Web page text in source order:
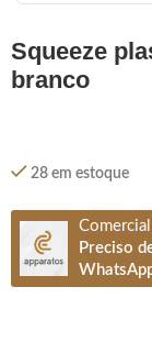
squeeze plastico 500ml bic silicone-
branco
28 em estoque
Preciso